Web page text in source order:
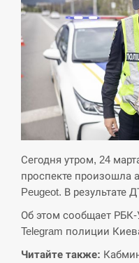
СЕРПЕНЬ
РФ провела новий
Європою щодо
СЕРПЕНЬ
Экс-послу в США
СЕРПЕНЬ
14:40
У Росії
Reuters
Сегодня утром, 24
проспекте произошла
Peugeot. В результате
Об этом сообщает
Telegram полиции
Читайте также: